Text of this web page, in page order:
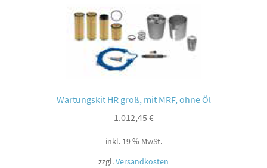
Wartungskit HR groß, mit MRF, ohne Öl
1.012,45 €
inkl. 19 % MwSt.
zzgl.Versandkosten